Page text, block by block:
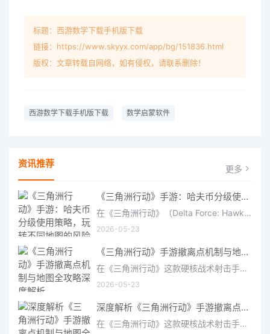
标题：西游数学下载手机版下载
链接：https://www.skyyx.com/app/bg/151836.html
版权：文章转载自网络，如有侵权，请联系删除！
西游数学下载手机版下载 数学启蒙软件
资讯推荐 更多
《三角洲行动》手游：哈夫币分级使用策略，玩转不同地图的风险与回报
在《三角洲行动》（Delta Force: Hawk Ops）“烽火地带”模式中，地图被划分为“普通”、“机密”和“绝密”三个
2026-05-23
《三角洲行动》手游撤离点机制与地图全攻略深度解析
在《三角洲行动》这款硬核战术射击手游中，撤离是每位干员行动的核心目标。无论你在战场中搜刮了多少高价值物
2026-05-23
深度解析《三角洲行动》手游撤离点机制与地图全攻略
在《三角洲行动》这款硬核战术射击手游中，撤离是每位干员行动的核心目标。无论你在战场中搜刮了多少高价值物